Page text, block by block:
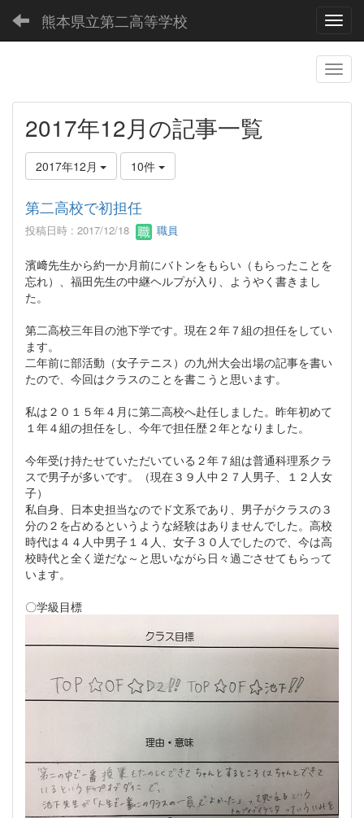
熊本県立第二高等学校
2017年12月の記事一覧
2017年12月 10件
第二高校で初担任
投稿日時 : 2017/12/18 職員
濱﨑先生から約一か月前にバトンをもらい（もらったことを
忘れ）、福田先生の中継ヘルプが入り、ようやく書きまし
た。
第二高校三年目の池下学です。現在２年７組の担任をしてい
ます。
二年前に部活動（女子テニス）の九州大会出場の記事を書い
たので、今回はクラスのことを書こうと思います。
私は２０１５年４月に第二高校へ赴任しました。昨年初めて
１年４組の担任をし、今年で担任歴２年となりました。
今年受け持たせていただいている２年７組は普通科理系クラ
スで男子が多いです。（現在３９人中２７人男子、１２人女
子）
私自身、日本史担当なのでド文系であり、男子がクラスの３
分の２を占めるというような経験はありませんでした。高校
時代は４４人中男子１４人、女子３０人でしたので、今は高
校時代と全く逆だな～と思いながら日々過ごさせてもらって
います。
〇学級目標